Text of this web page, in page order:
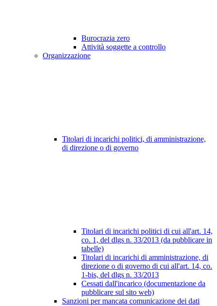
Burocrazia zero
Attività soggette a controllo
Organizzazione
Titolari di incarichi politici, di amministrazione,
di direzione o di governo
Titolari di incarichi politici di cui all'art. 14,
co. 1, del dlgs n. 33/2013 (da pubblicare in
tabelle)
Titolari di incarichi di amministrazione, di
direzione o di governo di cui all'art. 14, co.
1-bis, del dlgs n. 33/2013
Cessati dall'incarico (documentazione da
pubblicare sul sito web)
Sanzioni per mancata comunicazione dei dati